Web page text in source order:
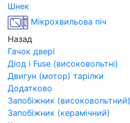
Шнек
Мікрохвильова піч
Назад
Гачок двері
Діод і Fuse (високовольтні)
Двигун (мотор) тарілки
Додатково
Запобіжник (високовольтний)
Запобіжник (керамічний)